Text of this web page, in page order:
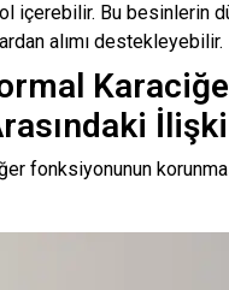
içerebilir. Bu besinlerin
alımı destekleyebilir.
İlişki
fonksiyonunun